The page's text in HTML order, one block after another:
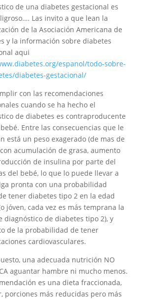
de una diabetes gestacional es
Las invito a que lean la
de la Asociación Americana de
y la información sobre diabetes
aqui
espanol/todo-sobre-
diabetes-gestacional/
con las recomendaciones
cuando se ha hecho el
de diabetes es contraproducente
Entre las consecuencias que le
está un peso exagerado (de mas de
acumulación de grasa, aumento
de insulina por parte del
del bebé, lo que lo puede llevar a
pronta con una probabilidad
tener diabetes tipo 2 en la edad
jóven, cada vez es más temprana la
diagnóstico de diabetes tipo 2), y
de la probabilidad de tener
cardiovasculares.
una adecuada nutrición NO
aguantar hambre ni mucho menos.
es una dieta fraccionada,
porciones más reducidas pero más